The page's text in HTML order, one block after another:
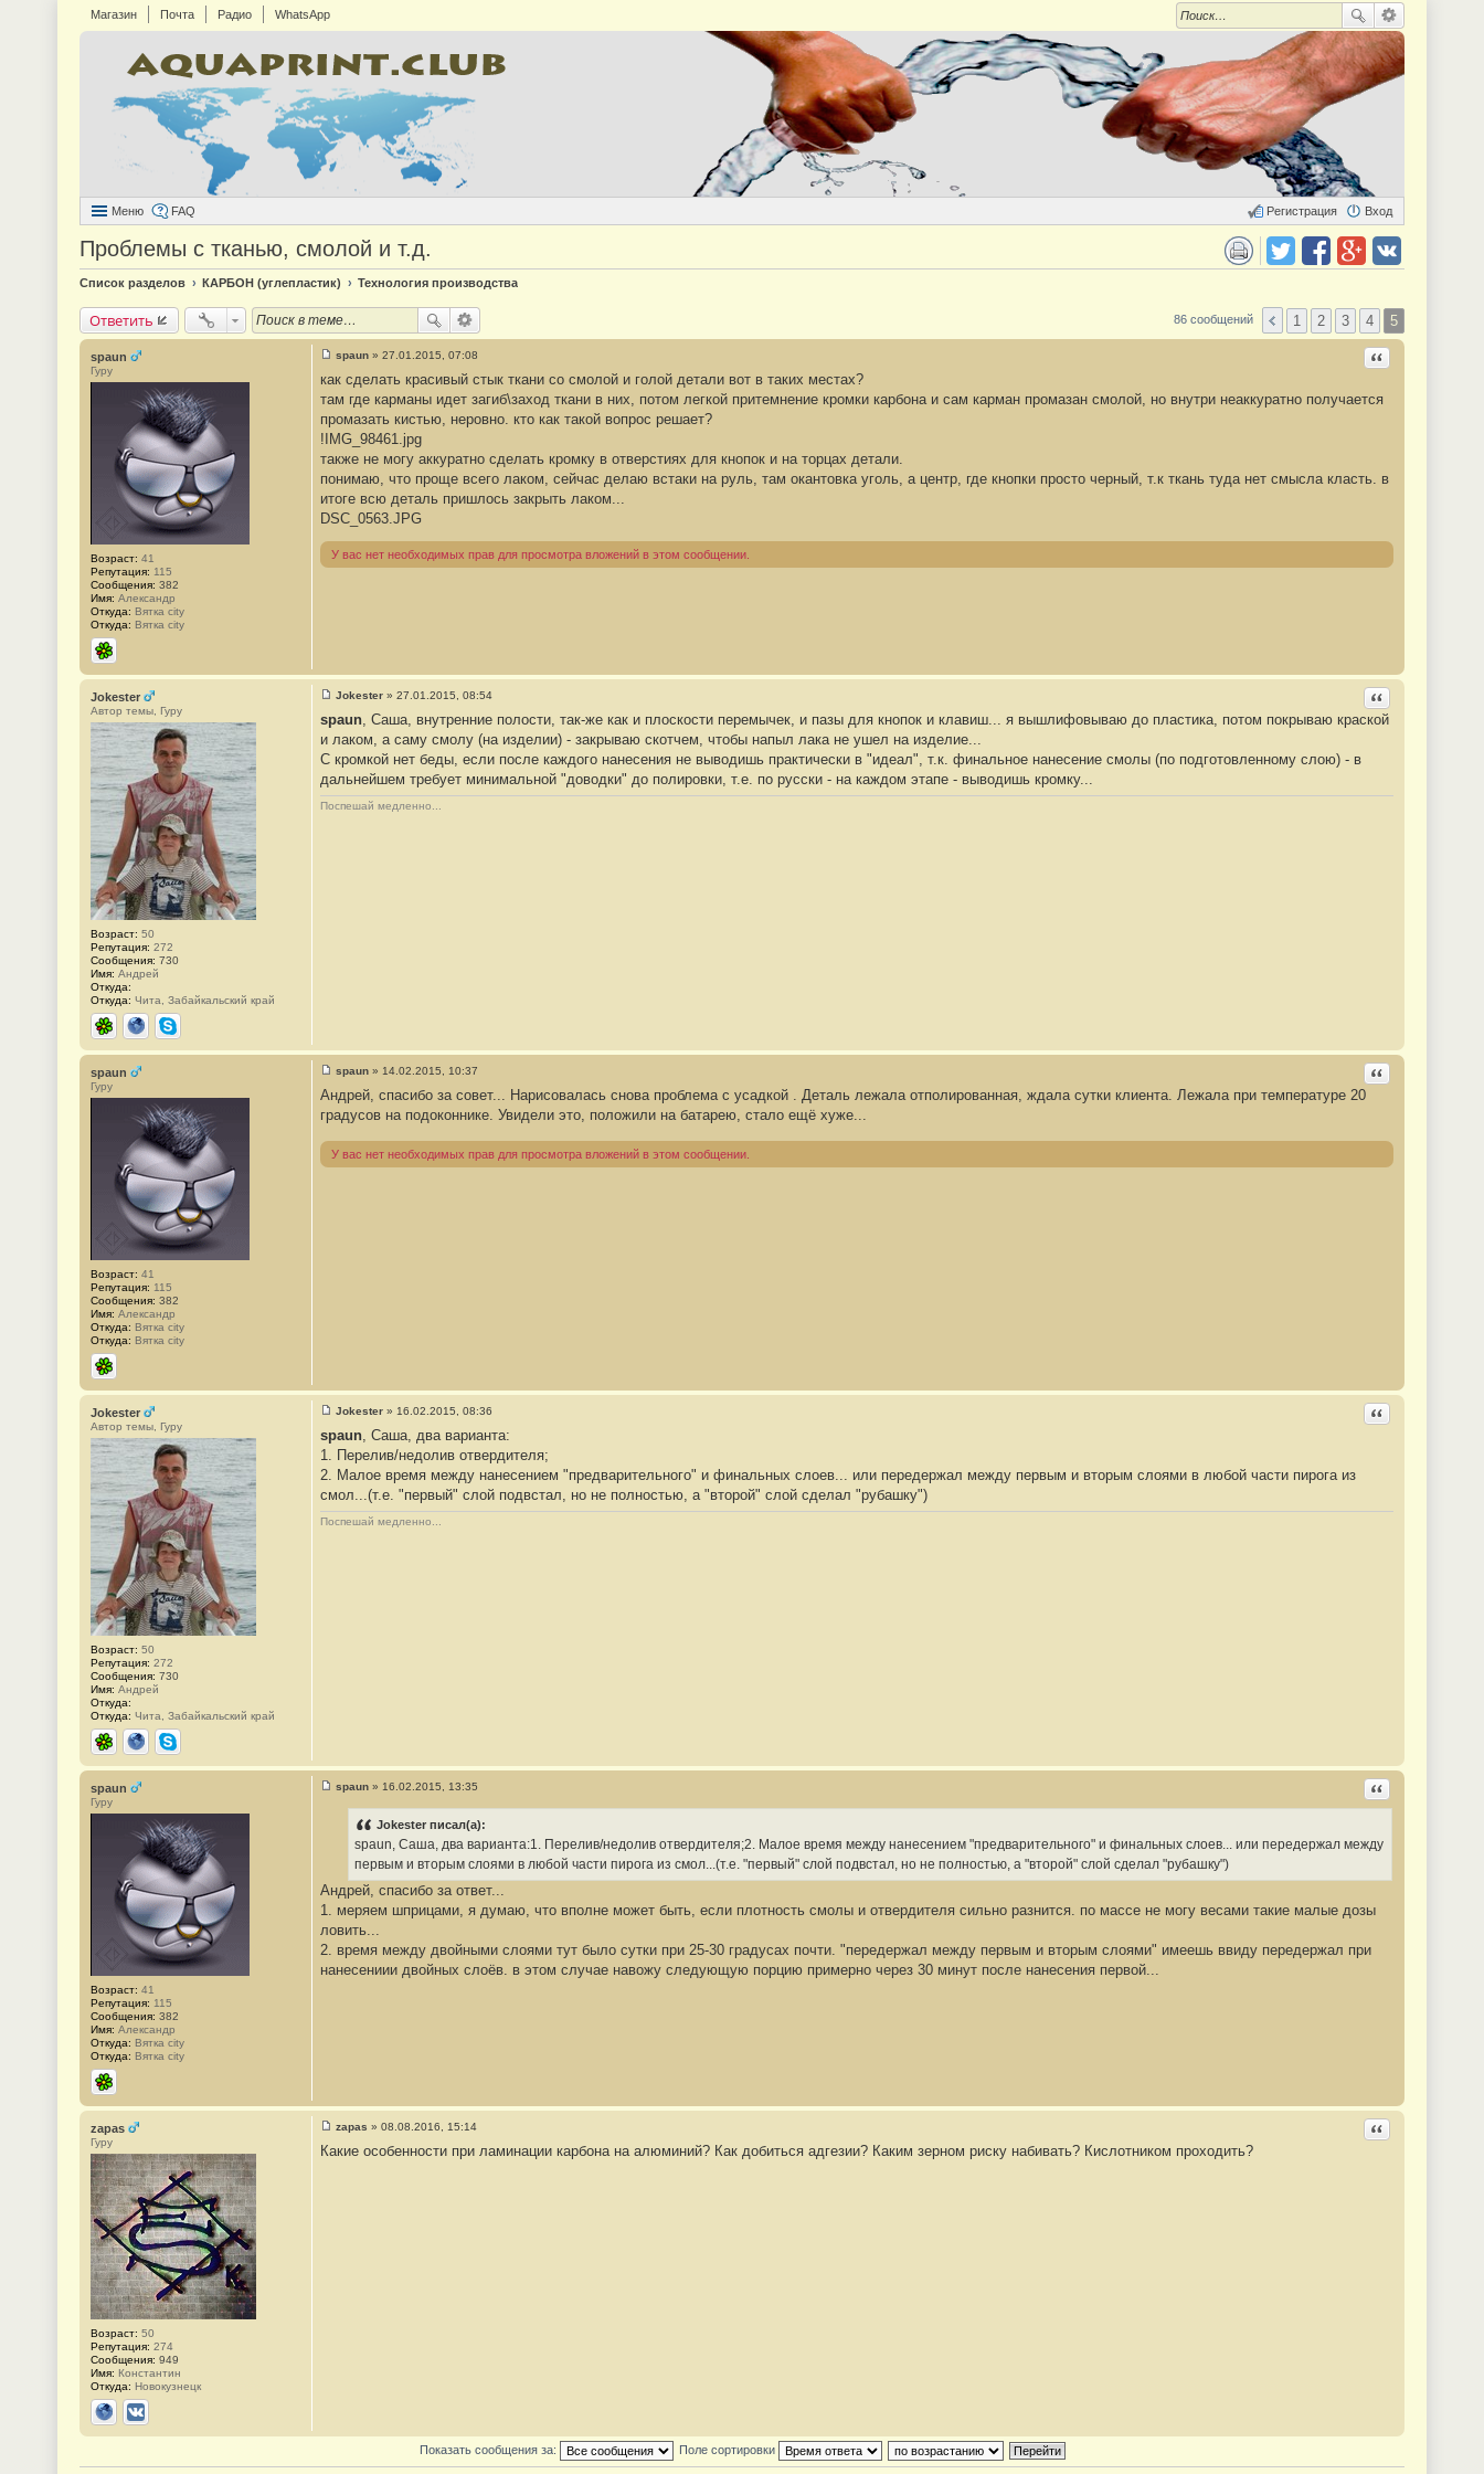
Магазин Почта Радио WhatsApp
Меню FAQ Вход
Регистрация
Проблемы с тканью, смолой и т.д.
Список разделов КАРБОН (углепластик) Технология производства
Ответить 86 сообщений 1 2 3 4 5
spaun
Гуру
Возраст: 41
Репутация: 115
Сообщения: 382
Имя: Александр
Откуда: Вятка city
Откуда: Вятка city
ICQ
Ответить с
о
б
щ
е
н
и
#
8
1
spaun » 27.01.2015, 07:08
как сделать красивый стык ткани со смолой и голой детали вот в таких местах?
там где карманы идет загиб\заход ткани в них, потом легкой притемнение кромки карбона и сам карман промазан смолой, но внутри неаккуратно получается
промазать кистью, неровно. кто как такой вопрос решает?
!IMG_98461.jpg
также не могу аккуратно сделать кромку в отверстиях для кнопок и на торцах детали.
понимаю, что проще всего лаком, сейчас делаю встаки на руль, там окантовка уголь, а центр, где кнопки просто черный, т.к ткань туда нет смысла класть. в
итоге всю деталь пришлось закрыть лаком...
DSC_0563.JPG
У вас нет необходимых прав для просмотра вложений в этом сообщении.
Jokester
Автор темы, Гуру
Возраст: 50
Репутация: 272
Сообщения: 730
Имя: Андрей
Откуда:
Откуда: Чита, Забайкальский край
ICQ СайтSkype
Ответить с
о
б
щ
н
и
е
Jokester » 27.01.2015, 08:54
spaun, Саша, внутренние полости, так-же как и плоскости перемычек, и пазы для кнопок и клавиш... я вышлифовываю до пластика, потом покрываю краской
и лаком, а саму смолу (на изделии) - закрываю скотчем, чтобы напыл лака не ушел на изделие...
С кромкой нет беды, если после каждого нанесения не выводишь практически в "идеал", т.к. финальное нанесение смолы (по подготовленному слою) - в
дальнейшем требует минимальной "доводки" до полировки, т.е. по русски - на каждом этапе - выводишь кромку...
Поспешай медленно...
spaun
Гуру
Возраст: 41
Репутация: 115
Сообщения: 382
Имя: Александр
Откуда: Вятка city
Откуда: Вятка city
ICQ
Ответить с
о
о
б
н
spaun » 14.02.2015, 10:37
Андрей, спасибо за совет... Нарисовалась снова проблема с усадкой . Деталь лежала отполированная, ждала сутки клиента. Лежала при температуре 20
градусов на подоконнике. Увидели это, положили на батарею, стало ещё хуже...
У вас нет необходимых прав для просмотра вложений в этом сообщении.
Jokester
Автор темы, Гуру
Возраст: 50
Репутация: 272
Сообщения: 730
Имя: Андрей
Откуда:
Откуда: Чита, Забайкальский край
ICQ СайтSkype
Ответить с
о
о
б
щ
н
и
е
Jokester » 16.02.2015, 08:36
spaun, Саша, два варианта:
1. Перелив/недолив отвердителя;
2. Малое время между нанесением "предварительного" и финальных слоев... или передержал между первым и вторым слоями в любой части пирога из
смол...(т.е. "первый" слой подвстал, но не полностью, а "второй" слой сделал "рубашку")
Поспешай медленно...
spaun
Гуру
Возраст: 41
Репутация: 115
Сообщения: 382
Имя: Александр
Откуда: Вятка city
Откуда: Вятка city
ICQ
Ответить с
и
е
#
8
spaun » 16.02.2015, 13:35
Jokester писал(а):
spaun, Саша, два варианта:1. Перелив/недолив отвердителя;2. Малое время между нанесением "предварительного" и финальных слоев... или передержал между
первым и вторым слоями в любой части пирога из смол...(т.е. "первый" слой подвстал, но не полностью, а "второй" слой сделал "рубашку")
Андрей, спасибо за ответ...
1. меряем шприцами, я думаю, что вполне может быть, если плотность смолы и отвердителя сильно разнится. по массе не могу весами такие малые дозы
ловить...
2. время между двойными слоями тут было сутки при 25-30 градусах почти. "передержал между первым и вторым слоями" имеешь ввиду передержал при
нанесениии двойных слоёв. в этом случае навожу следующую порцию примерно через 30 минут после нанесения первой...
zapas
Гуру
Возраст: 50
Репутация: 274
Сообщения: 949
Имя: Константин
Откуда: Новокузнецк
СайтВКонтакте
Ответить с
о
zapas » 08.08.2016, 15:14
Какие особенности при ламинации карбона на алюминий? Как добиться адгезии? Каким зерном риску набивать? Кислотником проходить?
Показать сообщения за: Поле сортировки